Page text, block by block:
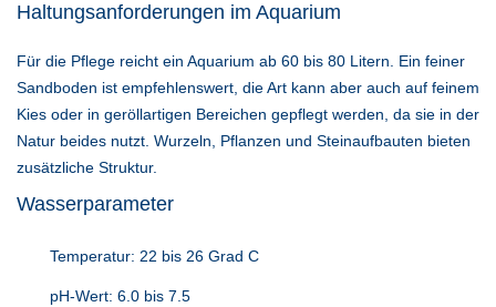
Haltungsanforderungen im Aquarium
Für die Pflege reicht ein Aquarium ab 60 bis 80 Litern. Ein feiner
Sandboden ist empfehlenswert, die Art kann aber auch auf feinem
Kies oder in geröllartigen Bereichen gepflegt werden, da sie in der
Natur beides nutzt. Wurzeln, Pflanzen und Steinaufbauten bieten
zusätzliche Struktur.
Wasserparameter
Temperatur: 22 bis 26 Grad C
pH-Wert: 6.0 bis 7.5